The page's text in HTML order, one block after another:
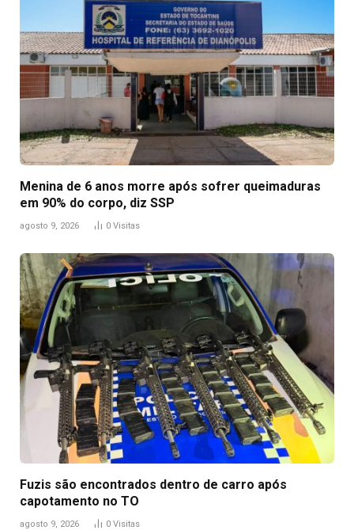
Menina de 6 anos morre após sofrer queimaduras
em 90% do corpo, diz SSP
agosto 9, 2026 0 Visitas
Fuzis são encontrados dentro de carro após
capotamento no TO
agosto 9, 2026 0 Visitas